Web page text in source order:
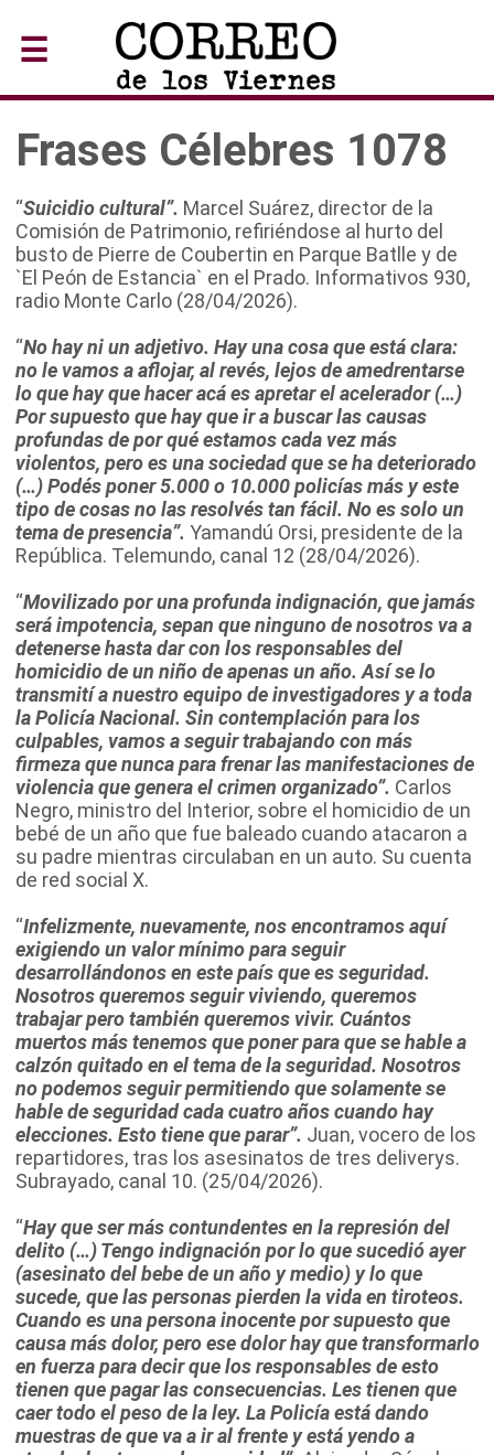
☰
Frases Célebres 1078
“Suicidio cultural”. Marcel Suárez, director de la
Comisión de Patrimonio, refiriéndose al hurto del
busto de Pierre de Coubertin en Parque Batlle y de
`El Peón de Estancia` en el Prado. Informativos 930,
radio Monte Carlo (28/04/2026).
“No hay ni un adjetivo. Hay una cosa que está clara:
no le vamos a aflojar, al revés, lejos de amedrentarse
lo que hay que hacer acá es apretar el acelerador (…)
Por supuesto que hay que ir a buscar las causas
profundas de por qué estamos cada vez más
violentos, pero es una sociedad que se ha deteriorado
(…) Podés poner 5.000 o 10.000 policías más y este
tipo de cosas no las resolvés tan fácil. No es solo un
tema de presencia”. Yamandú Orsi, presidente de la
República. Telemundo, canal 12 (28/04/2026).
“Movilizado por una profunda indignación, que jamás
será impotencia, sepan que ninguno de nosotros va a
detenerse hasta dar con los responsables del
homicidio de un niño de apenas un año. Así se lo
transmití a nuestro equipo de investigadores y a toda
la Policía Nacional. Sin contemplación para los
culpables, vamos a seguir trabajando con más
firmeza que nunca para frenar las manifestaciones de
violencia que genera el crimen organizado”. Carlos
Negro, ministro del Interior, sobre el homicidio de un
bebé de un año que fue baleado cuando atacaron a
su padre mientras circulaban en un auto. Su cuenta
de red social X.
“Infelizmente, nuevamente, nos encontramos aquí
exigiendo un valor mínimo para seguir
desarrollándonos en este país que es seguridad.
Nosotros queremos seguir viviendo, queremos
trabajar pero también queremos vivir. Cuántos
muertos más tenemos que poner para que se hable a
calzón quitado en el tema de la seguridad. Nosotros
no podemos seguir permitiendo que solamente se
hable de seguridad cada cuatro años cuando hay
elecciones. Esto tiene que parar”. Juan, vocero de los
repartidores, tras los asesinatos de tres deliverys.
Subrayado, canal 10. (25/04/2026).
“Hay que ser más contundentes en la represión del
delito (…) Tengo indignación por lo que sucedió ayer
(asesinato del bebe de un año y medio) y lo que
sucede, que las personas pierden la vida en tiroteos.
Cuando es una persona inocente por supuesto que
causa más dolor, pero ese dolor hay que transformarlo
en fuerza para decir que los responsables de esto
tienen que pagar las consecuencias. Les tienen que
caer todo el peso de la ley. La Policía está dando
muestras de que va a ir al frente y está yendo a